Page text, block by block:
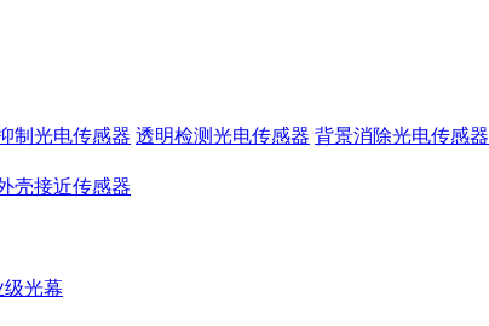
制光电传感器 透明检测光电传感器 背景消除光电传感器
壳接近传感器
级光幕